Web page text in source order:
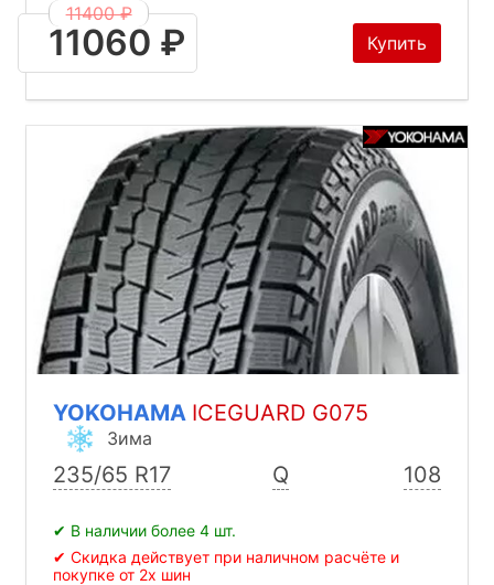
11400 ₽
11060 ₽ Купить
YOKOHAMA ICEGUARD G075
Зима
235/65 R17 Q 108
✔ В наличии более 4 шт.
✔ Скидка действует при наличном расчёте и
покупке от 2х шин